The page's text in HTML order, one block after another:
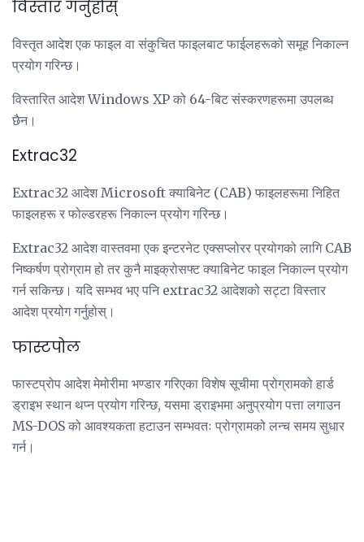
विस्तार गर्नुहोस्
विस्तृत आदेश एक फाइल वा संकुचित फाइलबाट फाईलहरूको समूह निकाल्न
प्रयोग गरिन्छ।
विस्तारित आदेश Windows XP को 64-बिट संस्करणहरूमा उपलब्ध
छैन।
Extrac32
Extrac32 आदेश Microsoft क्याबिनेट (CAB) फाइलहरूमा निहित
फाइलहरू र फोल्डरहरू निकाल्न प्रयोग गरिन्छ।
Extrac32 आदेश वास्तवमा एक इन्टरनेट एक्सप्लोरर प्रयोगको लागि CAB
निष्कर्षण प्रोग्राम हो तर कुनै माइक्रोसफ्ट क्याबिनेट फाइल निकाल्न प्रयोग
गर्न सकिन्छ। यदि सम्भव भए पनि extrac32 आदेशको सट्टा विस्तार
आदेश प्रयोग गर्नुहोस्।
फास्टपोल
फास्टप्रोप आदेश मेमोरीमा भण्डार गरिएका विशेष सूचीमा प्रोग्रामको हार्ड
ड्राइभ स्थान थप्न प्रयोग गरिन्छ, यसमा ड्राइभमा अनुप्रयोग पत्ता लगाउन
MS-DOS को आवश्यकता हटाउन सम्भवतः प्रोग्रामको लन्च समय सुधार
गर्न।